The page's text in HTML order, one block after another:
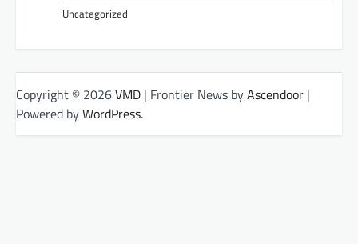
Uncategorized
Copyright © 2026VMD | Frontier News byAscendoor |
Powered byWordPress.